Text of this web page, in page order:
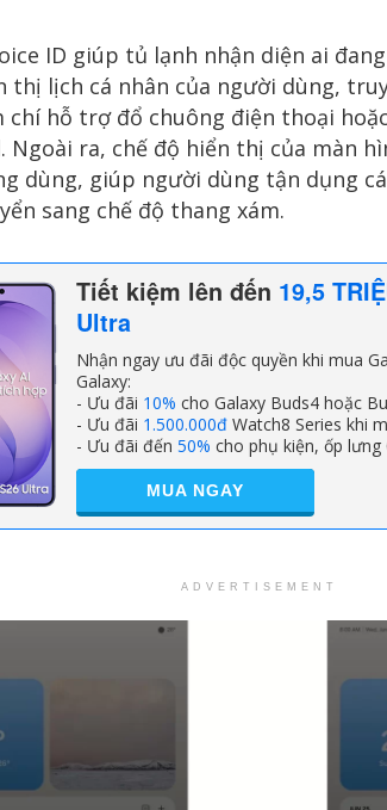
ID giúp tủ lạnh nhận diện ai
lịch cá nhân của người dùng,
chí hỗ trợ đổ chuông điện thoại
Ngoài ra, chế độ hiển thị của màn
dùng, giúp người dùng tận dụng
sang chế độ thang xám.
Tiết kiệm lên đến 19,5
Ultra
Nhận ngay ưu đãi độc quyền khi mua
Galaxy:
- Ưu đãi 10% cho Galaxy Buds4 hoặc
- Ưu đãi 1.500.000đ Watch8 Series khi
- Ưu đãi đến 50% cho phụ kiện, ốp lưng
MUA NGAY
ADVERTISEMENT